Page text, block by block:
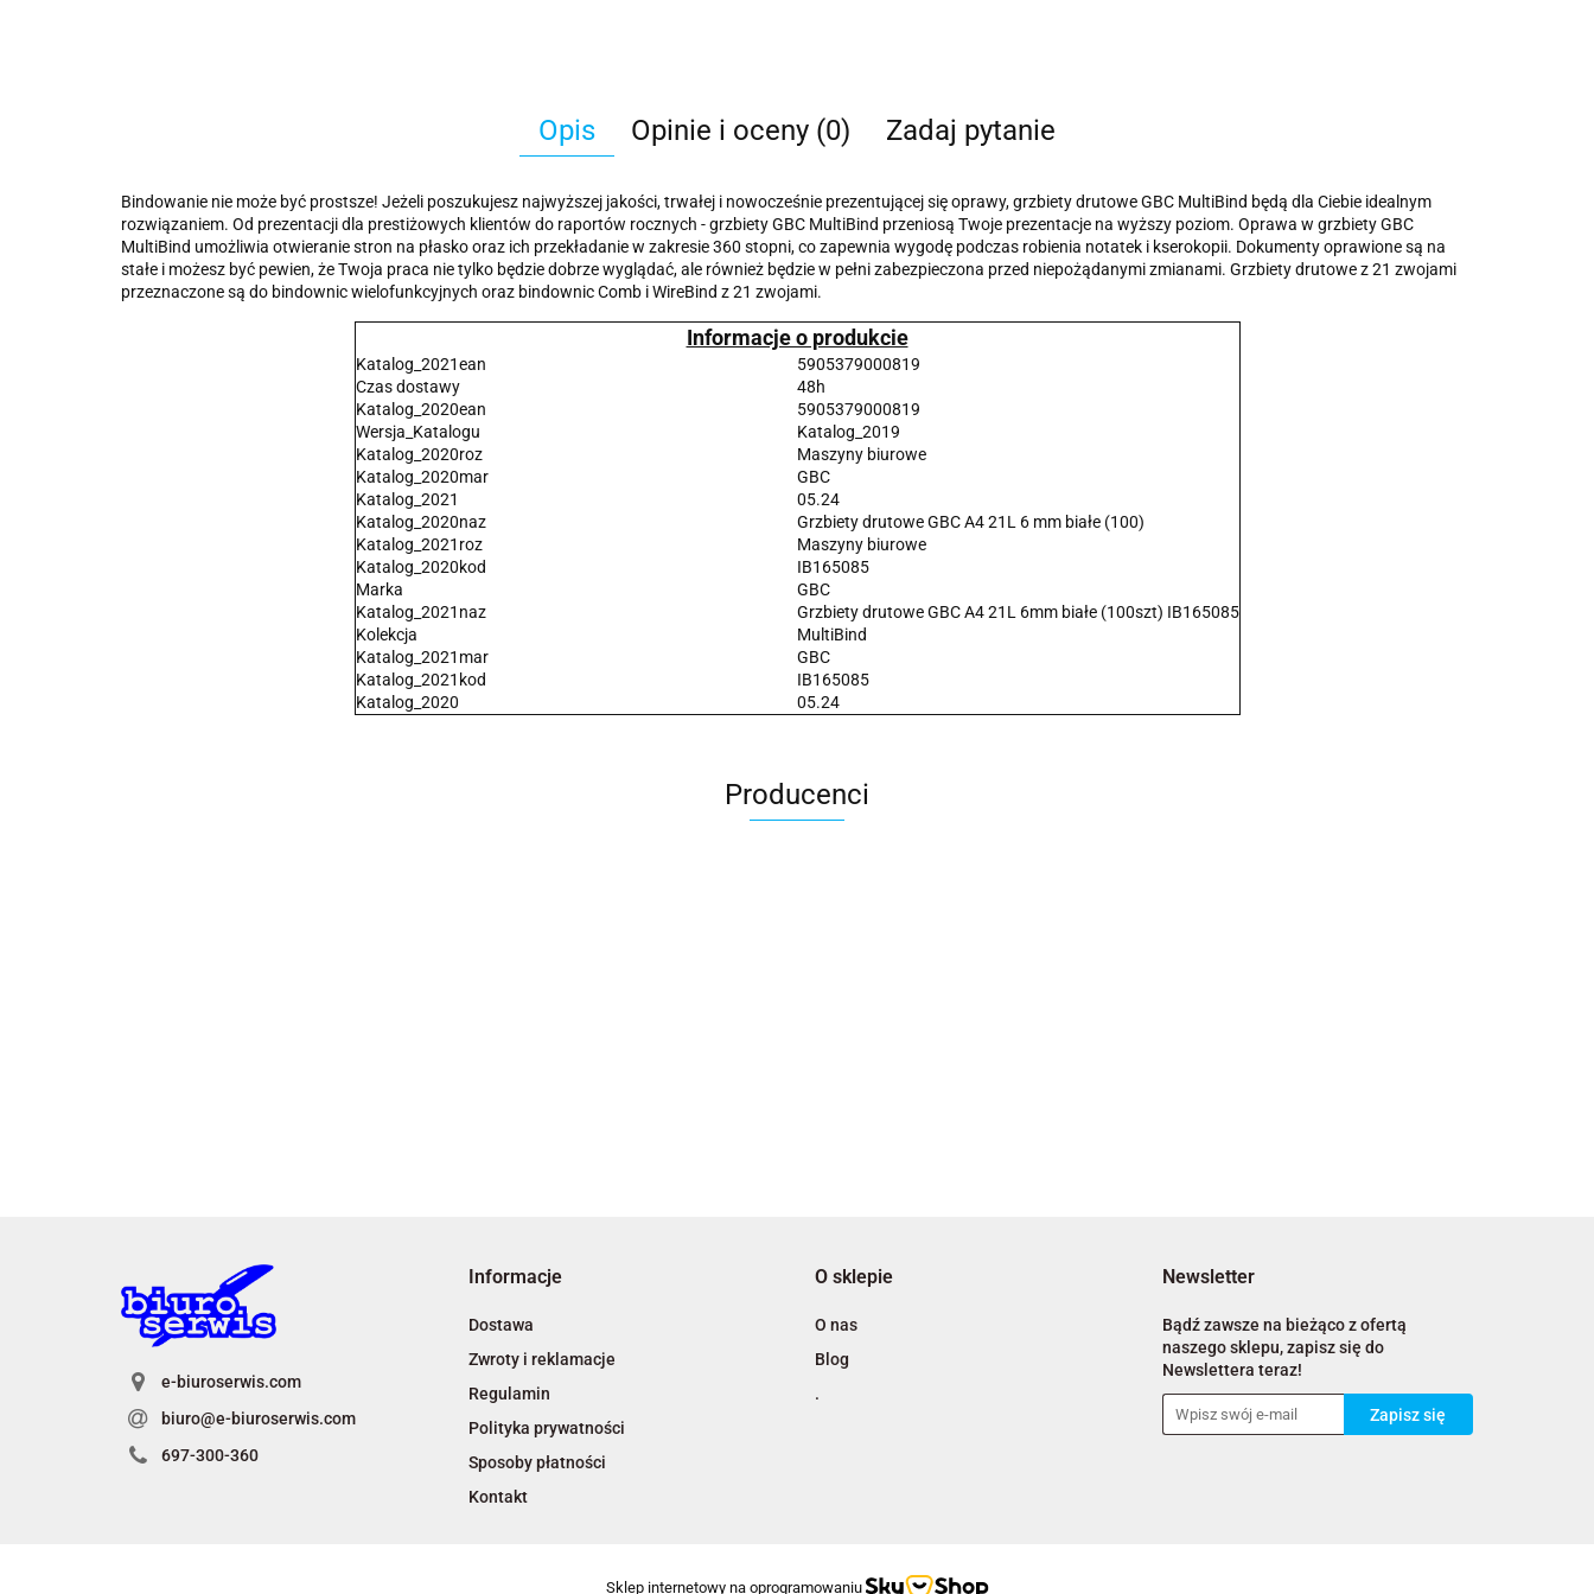
Opis Opinie i oceny (0) Zadaj pytanie
Bindowanie nie może być prostsze! Jeżeli poszukujesz najwyższej jakości, trwałej i nowocześnie prezentującej się oprawy, grzbiety drutowe GBC MultiBind będą dla Ciebie idealnym
rozwiązaniem. Od prezentacji dla prestiżowych klientów do raportów rocznych - grzbiety GBC MultiBind przeniosą Twoje prezentacje na wyższy poziom. Oprawa w grzbiety GBC
MultiBind umożliwia otwieranie stron na płasko oraz ich przekładanie w zakresie 360 stopni, co zapewnia wygodę podczas robienia notatek i kserokopii. Dokumenty oprawione są na
stałe i możesz być pewien, że Twoja praca nie tylko będzie dobrze wyglądać, ale również będzie w pełni zabezpieczona przed niepożądanymi zmianami. Grzbiety drutowe z 21 zwojami
przeznaczone są do bindownic wielofunkcyjnych oraz bindownic Comb i WireBind z 21 zwojami.
Informacje o produkcie
Katalog_2021ean
5905379000819
Czas dostawy
48h
Katalog_2020ean
5905379000819
Wersja_Katalogu
Katalog_2019
Katalog_2020roz
Maszyny biurowe
Katalog_2020mar
GBC
Katalog_2021
05.24
Katalog_2020naz
Grzbiety drutowe GBC A4 21L 6 mm białe (100)
Katalog_2021roz
Maszyny biurowe
Katalog_2020kod
IB165085
Marka
GBC
Katalog_2021naz
Grzbiety drutowe GBC A4 21L 6mm białe (100szt) IB165085
Kolekcja
MultiBind
Katalog_2021mar
GBC
Katalog_2021kod
IB165085
Katalog_2020
05.24
Producenci
A4 Tech
e-biuroserwis.com
biuro@e-biuroserwis.com
697-300-360
Informacje
Dostawa
Zwroty i reklamacje
Regulamin
Polityka prywatności
Sposoby płatności
Kontakt
O sklepie
O nas
Blog
.
Newsletter
Bądź zawsze na bieżąco z ofertą
naszego sklepu, zapisz się do
Newslettera teraz!
Sklep internetowy na oprogramowaniu